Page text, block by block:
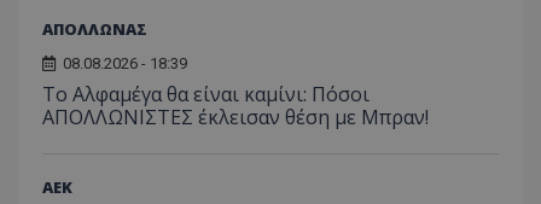
ΑΠΟΛΛΩΝΑΣ
08.08.2026 - 18:39
Το Αλφαμέγα θα είναι καμίνι: Πόσοι
ΑΠΟΛΛΩΝΙΣΤΕΣ έκλεισαν θέση με Μπραν!
ΑEK